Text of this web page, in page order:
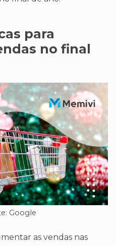
para
no final
Google
as vendas nas